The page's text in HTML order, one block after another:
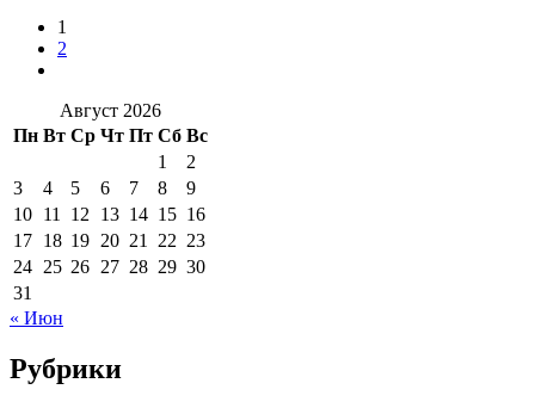
1
2
Август 2026
Пн Вт Ср Чт Пт Сб Вс
1
2
3
4 5 6 7 8
9
10 11 12 13 14 15 16
17 18 19 20 21 22 23
24 25 26 27 28 29 30
31
« Июн
Рубрики